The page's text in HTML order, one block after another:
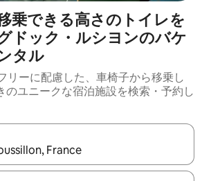
乗できる高さのトイレを
ドック・ルシヨンのバケ
タル
リーに配慮した、車椅子から移乗し
のユニークな宿泊施設を検索・予約し
れたら、上下の矢印キーを使って移動するか